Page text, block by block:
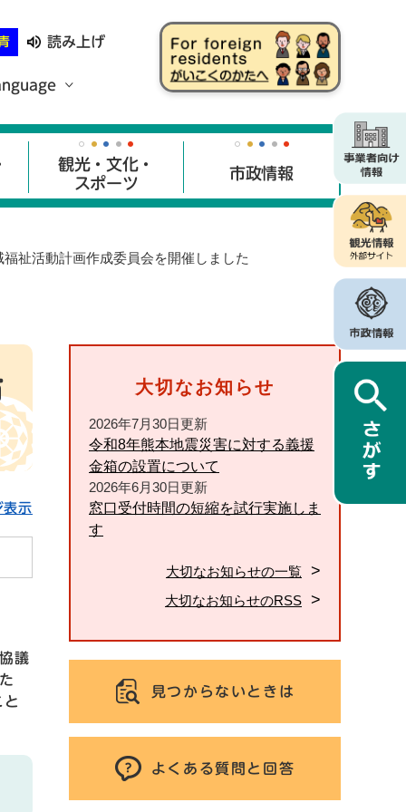
読み上げ
観光・文化・
スポーツ
市政情報
祉活動計画作成委員会を開催しました
表示
議
大切なお知らせ
2026年7月30日更新
令和8年熊本地震災害に対する義援
金箱の設置について
2026年6月30日更新
窓口受付時間の短縮を試行実施しま
す
大切なお知らせの一覧
大切なお知らせのRSS
見つからないときは
よくある質問と回答